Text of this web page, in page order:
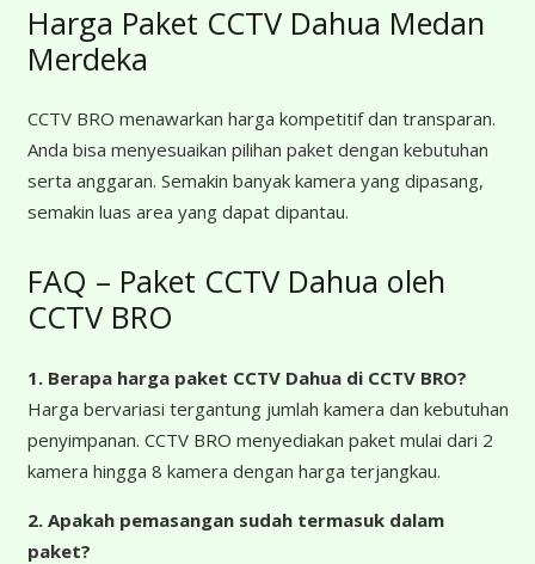
Harga Paket CCTV Dahua Medan
Merdeka
CCTV BRO menawarkan harga kompetitif dan transparan.
Anda bisa menyesuaikan pilihan paket dengan kebutuhan
serta anggaran. Semakin banyak kamera yang dipasang,
semakin luas area yang dapat dipantau.
FAQ – Paket CCTV Dahua oleh
CCTV BRO
1. Berapa harga paket CCTV Dahua di CCTV BRO?
Harga bervariasi tergantung jumlah kamera dan kebutuhan
penyimpanan. CCTV BRO menyediakan paket mulai dari 2
kamera hingga 8 kamera dengan harga terjangkau.
2. Apakah pemasangan sudah termasuk dalam
paket?